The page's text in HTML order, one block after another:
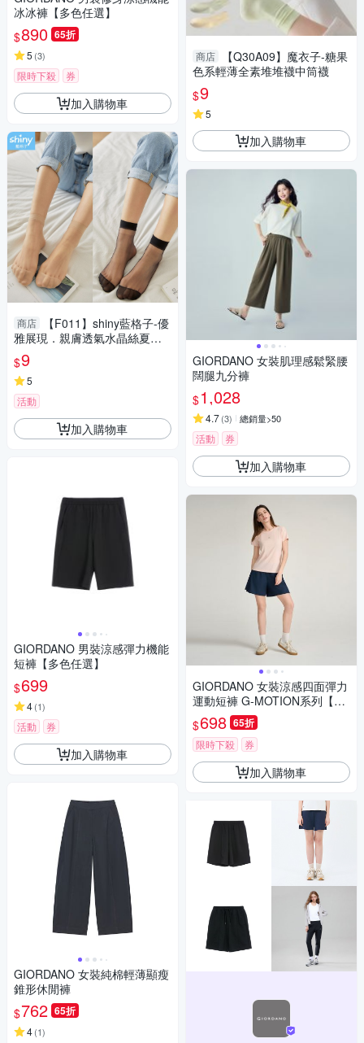
冰冰褲【多色任選】
$890 65折
5 (3)
限時下殺 券
加入購物車
商店
【F011】shiny藍格子-優
雅展現．親膚透氣水晶絲夏日
隱形短絲襪
$9
5
活動
加入購物車
GIORDANO 男裝涼感彈力機能
短褲【多色任選】
$699
4(1)
活動 券
加入購物車
GIORDANO 女裝純棉輕薄顯瘦
錐形休閒褲
$762 65折
4(1)
商店
【Q30A09】魔衣子-糖果
色系輕薄全素堆堆襪中筒襪
$9
5
加入購物車
GIORDANO 女裝肌理感鬆緊腰
闊腿九分褲
$1,028
4.7(3) 總銷量>50
活動 券
加入購物車
GIORDANO 女裝涼感四面彈力
運動短褲 G-MOTION系列【多
色任選】
$698 65折
限時下殺 券
加入購物車